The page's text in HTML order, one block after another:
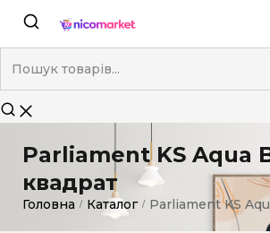
Parliament KS Aqua
квадрат
Головна / Каталог / Parliament KS